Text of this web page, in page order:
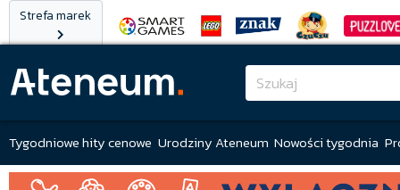
Strefa marek
Tygodniowe hity cenowe Urodziny Ateneum Nowości tygodnia